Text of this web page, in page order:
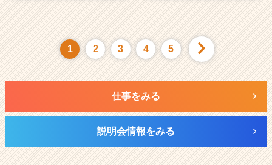
1 2 3 4 5
仕事をみる
説明会情報をみる